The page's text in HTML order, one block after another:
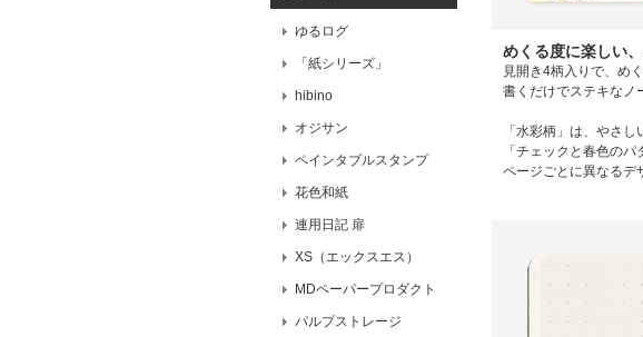
ゆるログ
「紙シリーズ」
hibino
オジサン
ペインタブルスタンプ
花色和紙
連用日記 扉
XS（エックスエス）
MDペーパープロダクト
パルプストレージ
めくる度に楽しい
見開き4柄入りで、め
書くだけでステキなノ
「水彩柄」は、やさ
「チェックと春色の
ページごとに異なるデ